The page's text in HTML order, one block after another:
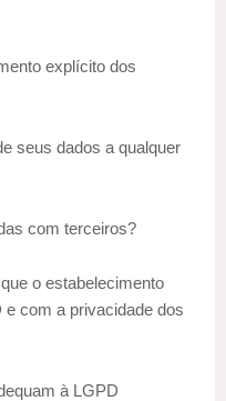
explícito dos
seus dados a qualquer
com terceiros?
o estabelecimento
com a privacidade dos
à LGPD